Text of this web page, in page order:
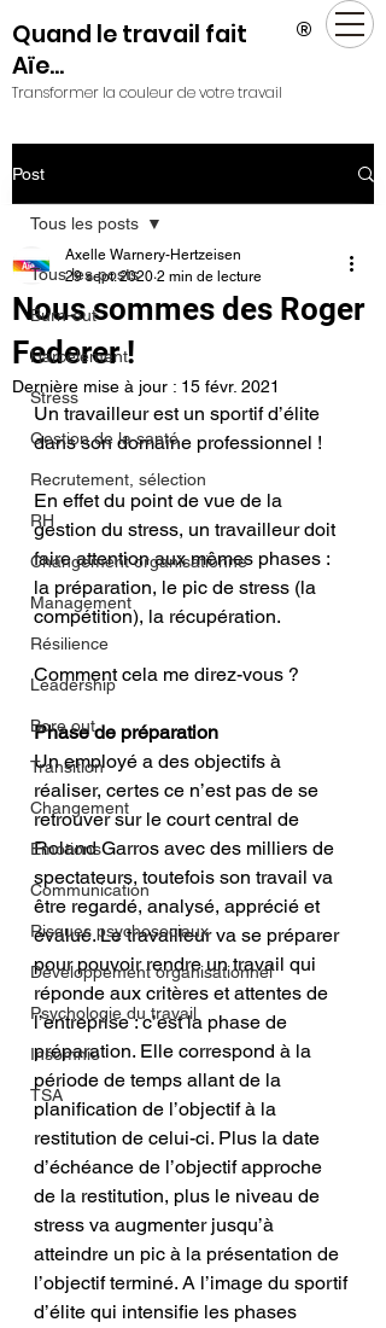
Quand le travail fait
Aïe...
Transformer la couleur de votre travail
®
Post
Tous les posts
Burn-out
Harcèlement
Stress
Gestion de la santé
Recrutement, sélection
RH
Changement organisationne
Management
Résilience
Leadership
Bore out
Transition
Changement
Emotions
Communication
Risques psychosociaux
Développement organisationnel
Psychologie du travail
Insomnie
TSA
Tous les posts
Nous sommes des Roger
Federer !
Axelle Warnery-Hertzeisen
29 sept. 2020 2 min de lecture
Dernière mise à jour : 15 févr. 2021
Un travailleur est un sportif d’élite
dans son domaine professionnel !
En effet du point de vue de la
gestion du stress, un travailleur doit
faire attention aux mêmes phases :
la préparation, le pic de stress (la
compétition), la récupération.
Comment cela me direz-vous ?
Phase de préparation
Un employé a des objectifs à
réaliser, certes ce n’est pas de se
retrouver sur le court central de
Roland Garros avec des milliers de
spectateurs, toutefois son travail va
être regardé, analysé, apprécié et
évalué. Le travailleur va se préparer
pour pouvoir rendre un travail qui
réponde aux critères et attentes de
l’entreprise : c’est la phase de
préparation. Elle correspond à la
période de temps allant de la
planification de l’objectif à la
restitution de celui-ci. Plus la date
d’échéance de l’objectif approche
de la restitution, plus le niveau de
stress va augmenter jusqu’à
atteindre un pic à la présentation de
l’objectif terminé. A l’image du sportif
d’élite qui intensifie les phases